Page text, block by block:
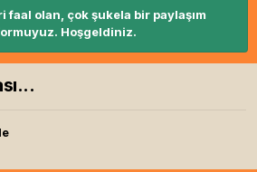
olan, çok şukela bir paylaşım
Hoşgeldiniz.